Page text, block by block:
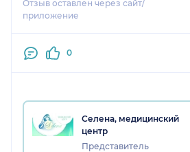
устранение остаточных явлений.
доктор, чувствуется богатый
опыт и профессианализм, всегда
Отзыв оставлен через сайт/
приложение
0
Селена, медицинский
центр
Представитель